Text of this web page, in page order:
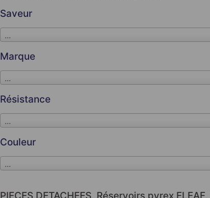
Saveur
...
Marque
...
Résistance
...
Couleur
...
PIECES DETACHEES, Réservoirs pyrex ELEAF,